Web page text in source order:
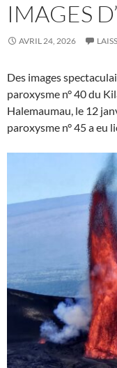
IMAGES
AVRIL 24, 2026
Des images
paroxysme n° 40 du
Halemaumau, le 12
paroxysme n° 45 a eu